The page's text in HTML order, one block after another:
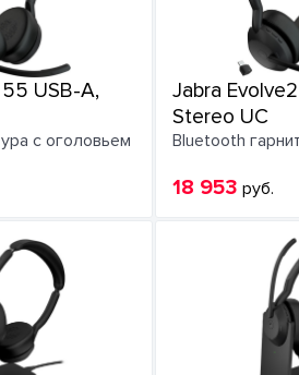
USB-A,
с оголовьем
Jabra
Stereo UC
Bluetooth
18 953 руб.